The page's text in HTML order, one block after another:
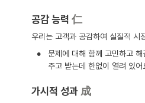
공감 능력 仁
우리는 고객과 공감하여 실질적 시
•
문제에 대해 함께 고민하고
주고 받는데 한없이 열려 있어
가시적 성과 成